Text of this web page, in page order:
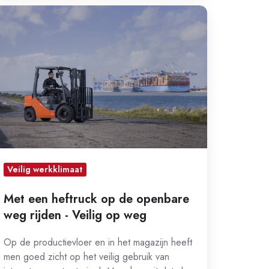
Veilig werkklimaat
Met een heftruck op de openbare
weg rijden - Veilig op weg
Op de productievloer en in het magazijn heeft
men goed zicht op het veilig gebruik van